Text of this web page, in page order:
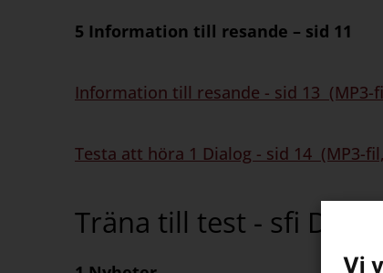
5 Information till resande – sid 11
Information till resande - sid 13 (MP3-
Testa att höra 1 Dialog - sid 14 (MP3-
Träna till test - sfi D
Vi